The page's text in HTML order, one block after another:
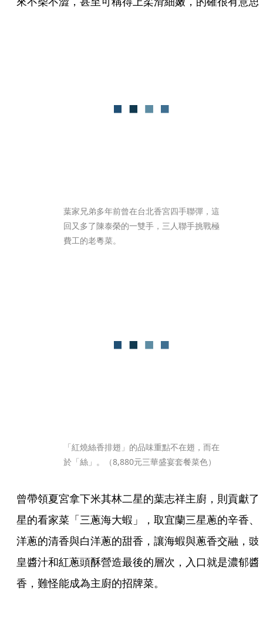
葉家兄弟多年前曾在台北香宮四手聯彈，這
回又多了陳泰榮的一雙手，三人聯手挑戰極
費工的老粵菜。
「紅燒絲香排翅」的品味重點不在翅，而在
於「絲」。（8,880元三華盛宴套餐菜色）
曾帶領夏宮拿下米其林二星的葉志祥主廚，則貢獻了
星的看家菜「三蔥海大蝦」，取宜蘭三星蔥的辛香、
洋蔥的清香與白洋蔥的甜香，讓海蝦與蔥香交融，豉
皇醬汁和紅蔥頭酥營造最後的層次，入口就是濃郁醬
香，難怪能成為主廚的招牌菜。